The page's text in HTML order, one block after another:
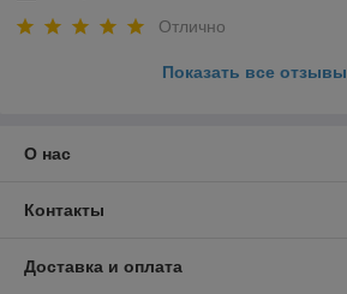
Отлично
Показать все отзывы
О нас
Контакты
Доставка и оплата